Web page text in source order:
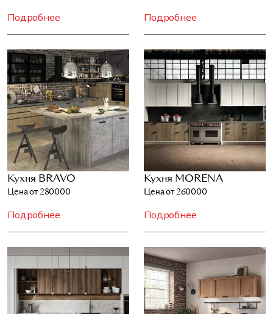
Подробнее Подробнее
Кухня BRAVO
Цена от 280000
Подробнее
Кухня MORENA
Цена от 260000
Подробнее